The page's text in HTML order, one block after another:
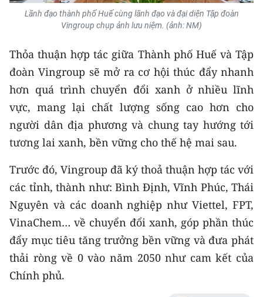
Lãnh đạo thành phố Huế cùng lãnh đạo và đại diện Tập đoàn
Vingroup chụp ảnh lưu niệm. (ảnh: NM)
Thỏa thuận hợp tác giữa Thành phố Huế và Tập
đoàn Vingroup sẽ mở ra cơ hội thúc đẩy nhanh
hơn quá trình chuyển đổi xanh ở nhiều lĩnh
vực, mang lại chất lượng sống cao hơn cho
người dân địa phương và chung tay hướng tới
tương lai xanh, bền vững cho thế hệ mai sau.
Trước đó, Vingroup đã ký thoả thuận hợp tác với
các tỉnh, thành như: Bình Định, Vĩnh Phúc, Thái
Nguyên và các doanh nghiệp như Viettel, FPT,
VinaChem… về chuyển đổi xanh, góp phần thúc
đẩy mục tiêu tăng trưởng bền vững và đưa phát
thải ròng về 0 vào năm 2050 như cam kết của
Chính phủ.